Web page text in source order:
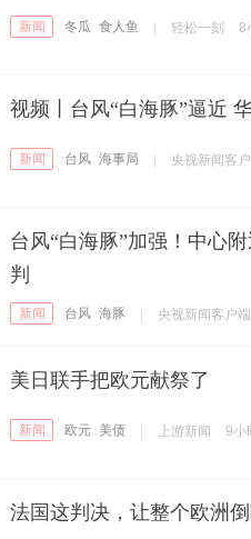
新闻 冬瓜 食人鱼 轻松一刻 8
视频丨台风“白海豚”逼近
新闻 台风 海事局 央视新闻客
台风“白海豚”加强！中心
判
新闻 台风 海豚 央视新闻客户端
美日联手把欧元献祭了
新闻 欧元 美债 上游新闻 9小
法国这判决，让整个欧洲